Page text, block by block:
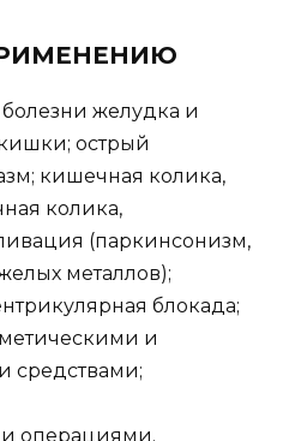
желудка и
острый
кишечная колика,
колика,
(паркинсонизм,
металлов);
блокада;
и
средствами;
операциями.